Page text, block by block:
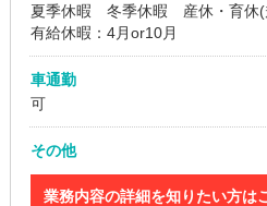
夏季休暇 冬季休暇 産休・育休(
有給休暇：4月or10月
車通勤
可
その他
業務内容の詳細を知りたい方は